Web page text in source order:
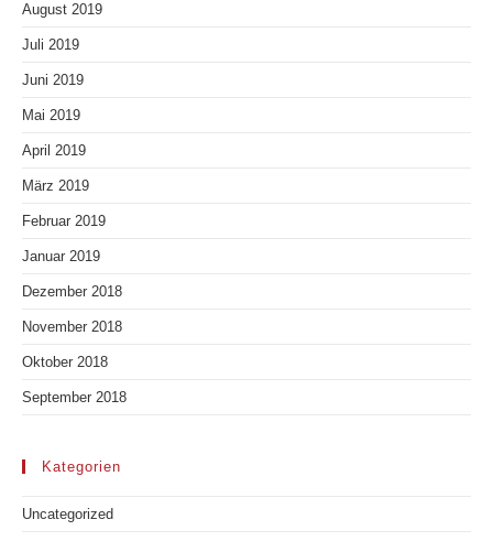
August 2019
Juli 2019
Juni 2019
Mai 2019
April 2019
März 2019
Februar 2019
Januar 2019
Dezember 2018
November 2018
Oktober 2018
September 2018
Kategorien
Uncategorized